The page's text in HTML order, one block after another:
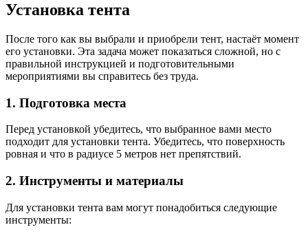
Установка тента
После того как вы выбрали и приобрели тент, настаёт момент
его установки. Эта задача может показаться сложной, но с
правильной инструкцией и подготовительными
мероприятиями вы справитесь без труда.
1. Подготовка места
Перед установкой убедитесь, что выбранное вами место
подходит для установки тента. Убедитесь, что поверхность
ровная и что в радиусе 5 метров нет препятствий.
2. Инструменты и материалы
Для установки тента вам могут понадобиться следующие
инструменты: